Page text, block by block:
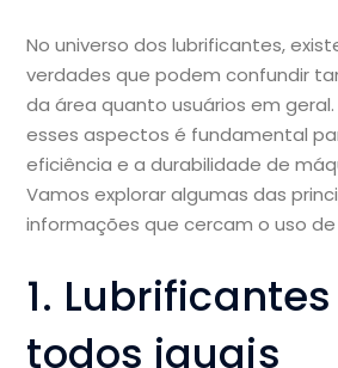
No universo dos lubrificantes,
verdades que podem confundir
da área quanto usuários em
esses aspectos é fundamental
eficiência e a durabilidade de
Vamos explorar algumas das
informações que cercam o uso
1.
todos iguais